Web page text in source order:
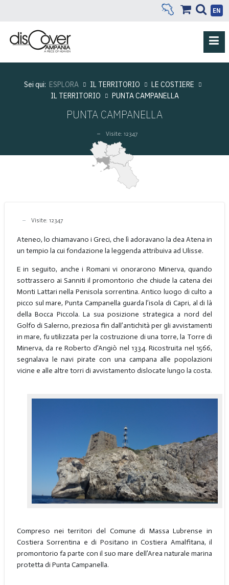
EN
Sei qui: ESPLORA IL TERRITORIO
LE COSTIERE
IL TERRITORIO
PUNTA CAMPANELLA
PUNTA CAMPANELLA
Visite: 12347
Visite: 12347
Ateneo, lo chiamavano i Greci, che lì adoravano la dea Atena in
un tempio la cui fondazione la leggenda attribuiva ad Ulisse.
E in seguito, anche i Romani vi onorarono Minerva, quando
sottrassero ai Sanniti il promontorio che chiude la catena dei
Monti Lattari nella Penisola sorrentina. Antico luogo di culto a
picco sul mare, Punta Campanella guarda l’isola di Capri, al di là
della Bocca Piccola. La sua posizione strategica a nord del
Golfo di Salerno, preziosa fin dall’antichità per gli avvistamenti
in mare, fu utilizzata per la costruzione di una torre, la Torre di
Minerva, da re Roberto d’Angiò nel 1334. Ricostruita nel 1566,
segnalava le navi pirate con una campana alle popolazioni
vicine e alle altre torri di avvistamento dislocate lungo la costa.
Compreso nei territori del Comune di Massa Lubrense in
Costiera Sorrentina e di Positano in Costiera Amalfitana, il
promontorio fa parte con il suo mare dell’Area naturale marina
protetta di Punta Campanella.